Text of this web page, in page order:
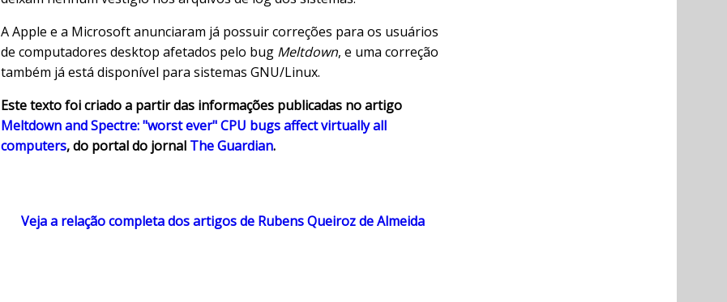
A Apple e a Microsoft anunciaram já possuir correções para os usuários
de computadores desktop afetados pelo bug Meltdown, e uma correção
também já está disponível para sistemas GNU/Linux.
Este texto foi criado a partir das informações publicadas no artigo
Meltdown and Spectre: "worst ever" CPU bugs affect virtually all
computers, do portal do jornal The Guardian.
Veja a relação completa dos artigos de Rubens Queiroz de Almeida